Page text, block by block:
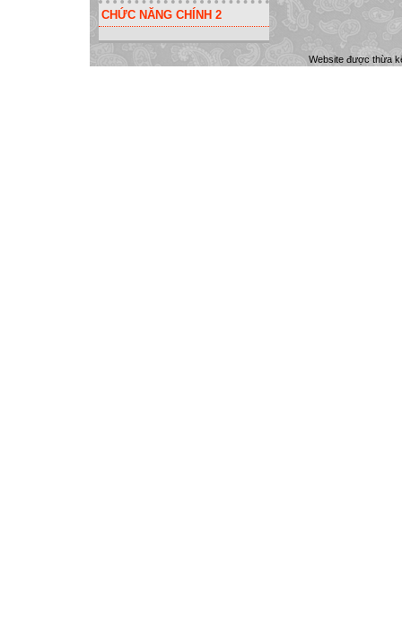
CHỨC NĂNG CHÍNH 2
Website được thừa